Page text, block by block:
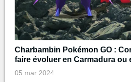
Charbambin Pokémon GO :
faire évoluer en Carmadura ou
05 mar 2024